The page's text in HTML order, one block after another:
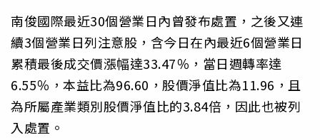
南俊國際最近30個營業日內曾發布處置，之後又連
續3個營業日列注意股，含今日在內最近6個營業日
累積最後成交價漲幅達33.47％，當日週轉率達
6.55％，本益比為96.60，股價淨值比為11.96，且
為所屬產業類別股價淨值比的3.84倍，因此也被列
入處置。